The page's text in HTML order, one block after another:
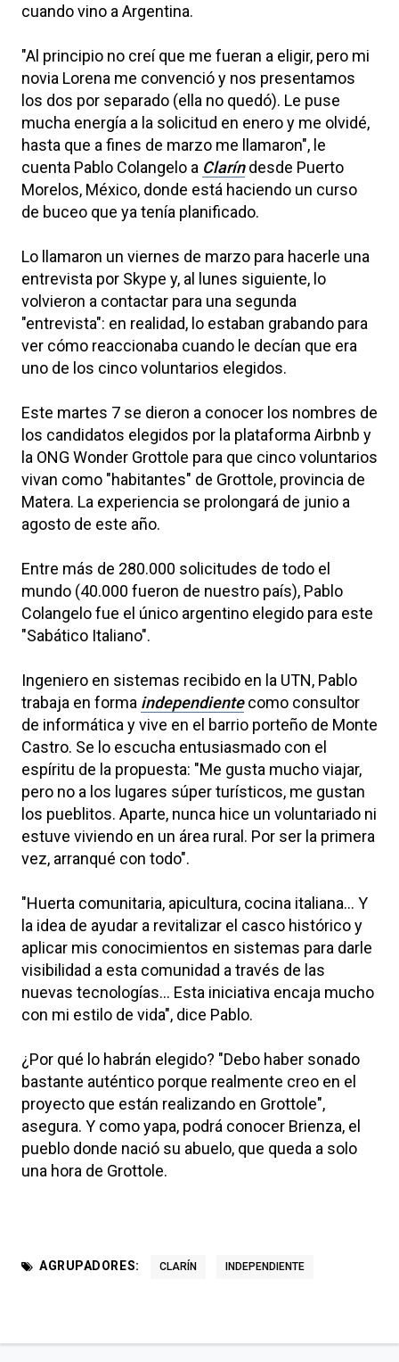
cuando vino a Argentina.
"Al principio no creí que me fueran a eligir, pero mi
novia Lorena me convenció y nos presentamos
los dos por separado (ella no quedó). Le puse
mucha energía a la solicitud en enero y me olvidé,
hasta que a fines de marzo me llamaron", le
cuenta Pablo Colangelo a Claríndesde Puerto
Morelos, México, donde está haciendo un curso
de buceo que ya tenía planificado.
Lo llamaron un viernes de marzo para hacerle una
entrevista por Skype y, al lunes siguiente, lo
volvieron a contactar para una segunda
"entrevista": en realidad, lo estaban grabando para
ver cómo reaccionaba cuando le decían que era
uno de los cinco voluntarios elegidos.
Este martes 7 se dieron a conocer los nombres de
los candidatos elegidos por la plataforma Airbnb y
la ONG Wonder Grottole para que cinco voluntarios
vivan como "habitantes" de Grottole, provincia de
Matera. La experiencia se prolongará de junio a
agosto de este año.
Entre más de 280.000 solicitudes de todo el
mundo (40.000 fueron de nuestro país), Pablo
Colangelo fue el único argentino elegido para este
"Sabático Italiano".
Ingeniero en sistemas recibido en la UTN, Pablo
trabaja en forma independientecomo consultor
de informática y vive en el barrio porteño de Monte
Castro. Se lo escucha entusiasmado con el
espíritu de la propuesta: "Me gusta mucho viajar,
pero no a los lugares súper turísticos, me gustan
los pueblitos. Aparte, nunca hice un voluntariado ni
estuve viviendo en un área rural. Por ser la primera
vez, arranqué con todo".
"Huerta comunitaria, apicultura, cocina italiana... Y
la idea de ayudar a revitalizar el casco histórico y
aplicar mis conocimientos en sistemas para darle
visibilidad a esta comunidad a través de las
nuevas tecnologías... Esta iniciativa encaja mucho
con mi estilo de vida", dice Pablo.
¿Por qué lo habrán elegido? "Debo haber sonado
bastante auténtico porque realmente creo en el
proyecto que están realizando en Grottole",
asegura. Y como yapa, podrá conocer Brienza, el
pueblo donde nació su abuelo, que queda a solo
una hora de Grottole.
AGRUPADORES: CLARÍN INDEPENDIENTE